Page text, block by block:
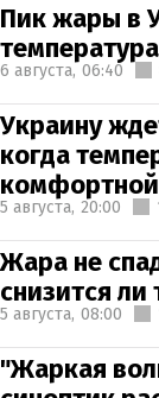
Пик жары в
6 августа, 06:40
Украину
когда
комфортной
5 августа, 20:00
Жара не
снизится ли
5 августа, 08:00
"Жаркая